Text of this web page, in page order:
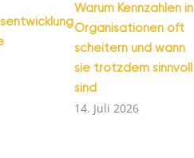
Warum Kennzahlen in
Organisationen oft
scheitern und wann
sie trotzdem sinnvoll
sind
14. Juli 2026